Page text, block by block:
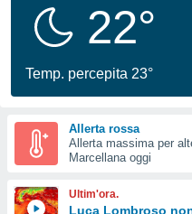
per
di
le
22°
Temp. percepita 23°
Allerta rossa
Allerta massima per
Marcellana oggi
Ultim'ora.
Luca Lombroso